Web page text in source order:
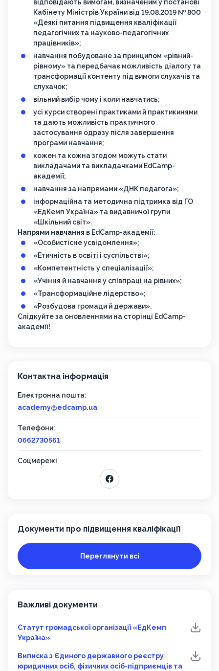
відповідають вимогам, визначеним у постанові
Кабінету Міністрів України від 19.08.2019 № 800
«Деякі питання підвищення кваліфікації
педагогічних та науково-педагогічних
працівників»;
навчання побудоване за принципом «рівний-
рівному» та передбачає можливість діалогу та
трансформації контенту під вимоги слухачів та
слухачок;
вільний вибір чому і коли навчатись;
усі курси створені практиками й практикинями
та дають можливість практичного
застосування одразу після завершення
програми навчання;
кожен та кожна згодом можуть стати
викладачами та викладачками EdCamp-
академії;
навчання за напрямами «ДНК педагога»;
інформаційна та методична підтримка від ГО
«ЕдКемп Україна» та видавничої групи
«Шкільний світ».
Напрями навчання в EdCamp-академії:
«Особистісне усвідомлення»;
«Етичність в освіті і суспільстві»;
«Компетентність у спеціалізації»;
«Учіння й навчання у співпраці на рівних»;
«Трансформаційне лідерство»;
«Розбудова громади й держави».
Слідкуйте за оновленнями на сторінці EdCamp-
академії!
Контактна інформація
Електронна пошта:
academy@edcamp.ua
Телефони:
0662730561
Соцмережі
Документи про підвищення кваліфікації
Переглянути всі
Важливі документи
Статут громадської організації «ЕдКемп
Україна»
Виписка з Єдиного державного реєстру
юридичних осіб, фізичних осіб-підприємців та